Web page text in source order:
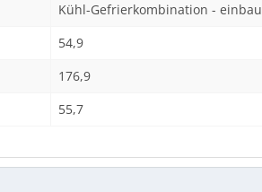
Kühl-Gefrierkombination - einbau
54,9
176,9
55,7